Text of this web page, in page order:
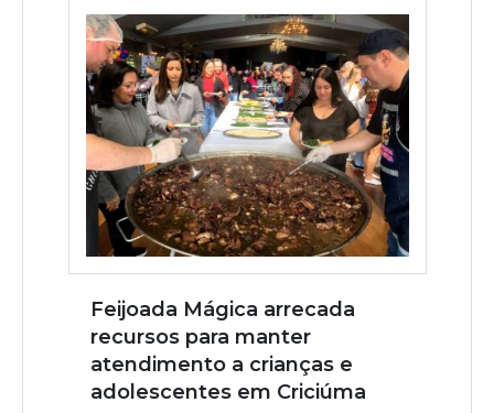
Feijoada Mágica arrecada
recursos para manter
atendimento a crianças e
adolescentes em Criciúma